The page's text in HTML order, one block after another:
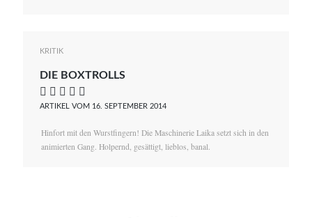
KRITIK
DIE BOXTROLLS
    
ARTIKEL VOM 16. SEPTEMBER 2014
Hinfort mit den Wurstfingern! Die Maschinerie Laika setzt sich in den
animierten Gang. Holpernd, gesättigt, lieblos, banal.